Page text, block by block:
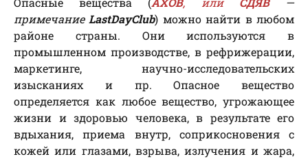
примечаниеLastDayClub) можно найти в любом
районе страны. Они используются в
промышленном производстве, в рефрижерации,
маркетинге, научно-исследовательских
изысканиях и пр. Опасное вещество
определяется как любое вещество, угрожающее
жизни и здоровью человека, в результате его
вдыхания, приема внутр, соприкосновения с
кожей или глазами, взрыва, излучения и жара,